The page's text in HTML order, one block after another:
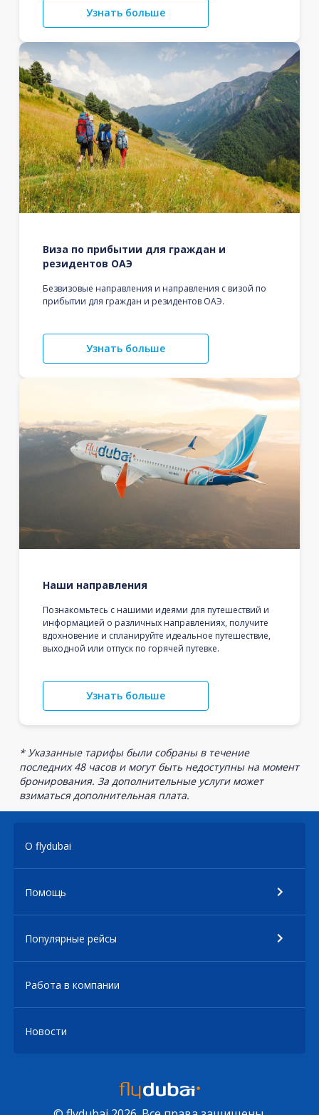
Узнать больше
Виза по прибытии для граждан и
резидентов ОАЭ
Безвизовые направления и направления с визой по
прибытии для граждан и резидентов ОАЭ.
Узнать больше
Наши направления
Познакомьтесь с нашими идеями для путешествий и
информацией о различных направлениях, получите
вдохновение и спланируйте идеальное путешествие,
выходной или отпуск по горячей путевке.
Узнать больше
* Указанные тарифы были собраны в течение
последних 48 часов и могут быть недоступны на момент
бронирования. За дополнительные услуги может
взиматься дополнительная плата.
О flydubai
Помощь
Популярные рейсы
Работа в компании
Новости